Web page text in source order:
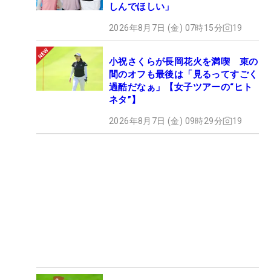
しんでほしい」
2026年8月7日 (金) 07時15分 19
小祝さくらが長岡花火を満喫 束の
間のオフも最後は「見るってすごく
過酷だなぁ」【女子ツアーの“ヒト
ネタ”】
2026年8月7日 (金) 09時29分 19